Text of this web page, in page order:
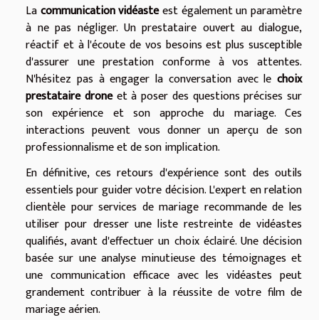
Lacommunication vidéasteest également un paramètre
à ne pas négliger. Un prestataire ouvert au dialogue,
réactif et à l'écoute de vos besoins est plus susceptible
d'assurer une prestation conforme à vos attentes.
N'hésitez pas à engager la conversation avec le choix
prestataire droneet à poser des questions précises sur
son expérience et son approche du mariage. Ces
interactions peuvent vous donner un aperçu de son
professionnalisme et de son implication.
En définitive, ces retours d'expérience sont des outils
essentiels pour guider votre décision. L'expert en relation
clientèle pour services de mariage recommande de les
utiliser pour dresser une liste restreinte de vidéastes
qualifiés, avant d'effectuer un choix éclairé. Une décision
basée sur une analyse minutieuse des témoignages et
une communication efficace avec les vidéastes peut
grandement contribuer à la réussite de votre film de
mariage aérien.